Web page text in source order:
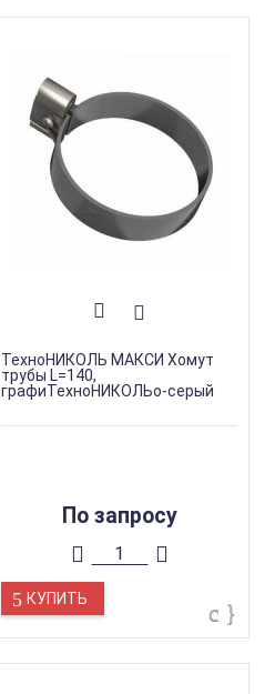
ТехноНИКОЛЬ МАКСИ Хомут
трубы L=140,
графиТехноНИКОЛЬо-серый
По запросу
КУПИТЬ